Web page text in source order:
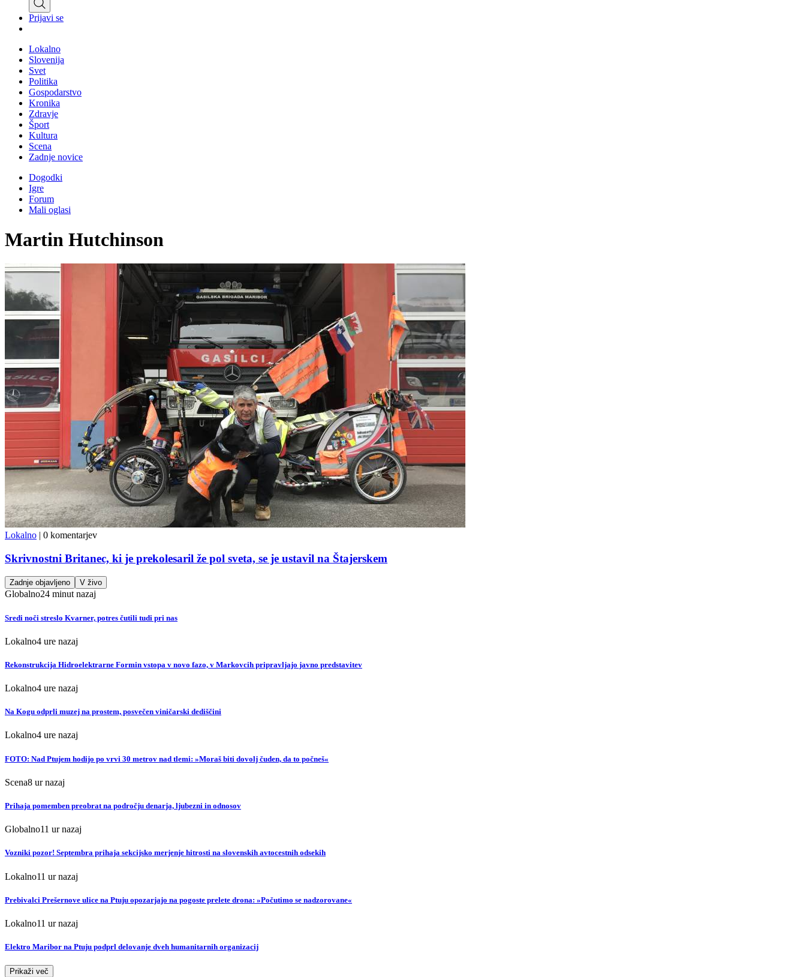
Prijavi se
Lokalno
Slovenija
Svet
Politika
Gospodarstvo
Kronika
Zdravje
Šport
Kultura
Scena
Zadnje novice
Dogodki
Igre
Forum
Mali oglasi
Martin Hutchinson
Lokalno | 0 komentarjev
Skrivnostni Britanec, ki je prekolesaril že pol sveta, se je ustavil na Štajerskem
Zadnje objavljeno V živo
Globalno24 minut nazaj
Sredi noči streslo Kvarner, potres čutili tudi pri nas
Lokalno4 ure nazaj
Rekonstrukcija Hidroelektrarne Formin vstopa v novo fazo, v Markovcih pripravljajo javno predstavitev
Lokalno4 ure nazaj
Na Kogu odprli muzej na prostem, posvečen viničarski dediščini
Lokalno4 ure nazaj
FOTO: Nad Ptujem hodijo po vrvi 30 metrov nad tlemi: »Moraš biti dovolj čuden, da to počneš«
Scena8 ur nazaj
Prihaja pomemben preobrat na področju denarja, ljubezni in odnosov
Globalno11 ur nazaj
Vozniki pozor! Septembra prihaja sekcijsko merjenje hitrosti na slovenskih avtocestnih odsekih
Lokalno11 ur nazaj
Prebivalci Prešernove ulice na Ptuju opozarjajo na pogoste prelete drona: »Počutimo se nadzorovane«
Lokalno11 ur nazaj
Elektro Maribor na Ptuju podprl delovanje dveh humanitarnih organizacij
Prikaži več